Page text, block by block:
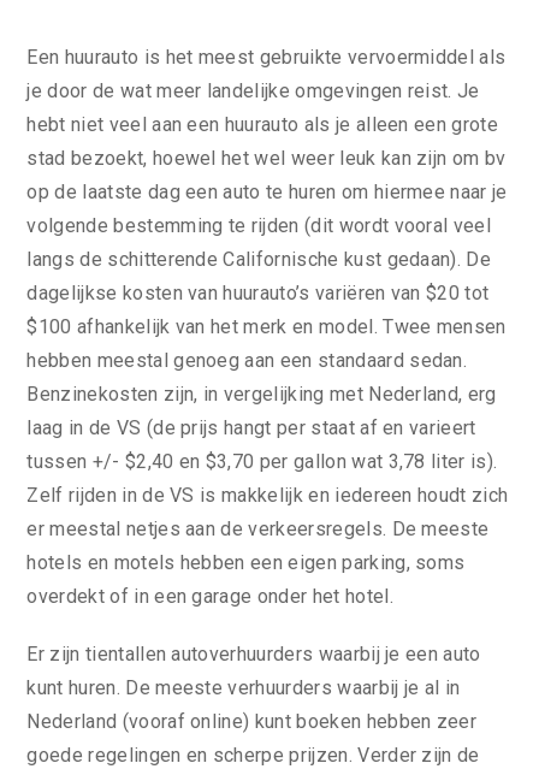
Een huurauto is het meest gebruikte vervoermiddel als
je door de wat meer landelijke omgevingen reist. Je
hebt niet veel aan een huurauto als je alleen een grote
stad bezoekt, hoewel het wel weer leuk kan zijn om bv
op de laatste dag een auto te huren om hiermee naar je
volgende bestemming te rijden (dit wordt vooral veel
langs de schitterende Californische kust gedaan). De
dagelijkse kosten van huurauto’s variëren van $20 tot
$100 afhankelijk van het merk en model. Twee mensen
hebben meestal genoeg aan een standaard sedan.
Benzinekosten zijn, in vergelijking met Nederland, erg
laag in de VS (de prijs hangt per staat af en varieert
tussen +/- $2,40 en $3,70 per gallon wat 3,78 liter is).
Zelf rijden in de VS is makkelijk en iedereen houdt zich
er meestal netjes aan de verkeersregels. De meeste
hotels en motels hebben een eigen parking, soms
overdekt of in een garage onder het hotel.
Er zijn tientallen autoverhuurders waarbij je een auto
kunt huren. De meeste verhuurders waarbij je al in
Nederland (vooraf online) kunt boeken hebben zeer
goede regelingen en scherpe prijzen. Verder zijn de